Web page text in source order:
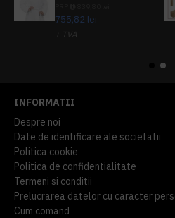
755,82 lei
+ TVA
INFORMATII
Despre noi
Date de identificare ale societatii
Politica cookie
Politica de confidentialitate
Termeni si conditii
Prelucrarea datelor cu caracter
Cum comand